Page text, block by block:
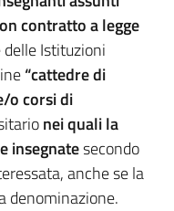
contratto a legge
delle Istituzioni
“cattedre di
o corsi di
nei quali la
insegnatesecondo
anche se la
denominazione.